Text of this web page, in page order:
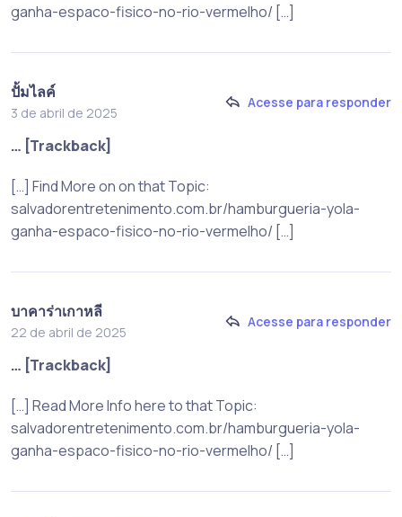
ganha-espaco-fisico-no-rio-vermelho/ […]
ปั้มไลค์
3 de abril de 2025
Acesse para responder
… [Trackback]
[…] Find More on on that Topic:
salvadorentretenimento.com.br/hamburgueria-yola-
ganha-espaco-fisico-no-rio-vermelho/ […]
บาคาร่าเกาหลี
22 de abril de 2025
Acesse para responder
… [Trackback]
[…] Read More Info here to that Topic:
salvadorentretenimento.com.br/hamburgueria-yola-
ganha-espaco-fisico-no-rio-vermelho/ […]